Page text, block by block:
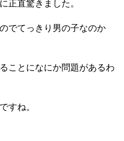
正直驚きました。
でてっきり男の子なのか
ことになにか問題があるわ
すね。